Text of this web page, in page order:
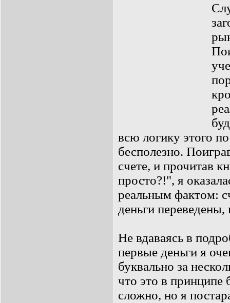
всю логику этого
бесполезно.
счете, и прочитав
просто?!", я
реальным фактом:
деньги переведены,
Не вдаваясь в
первые деньги я
буквально за
что это в принципе
сложно, но я